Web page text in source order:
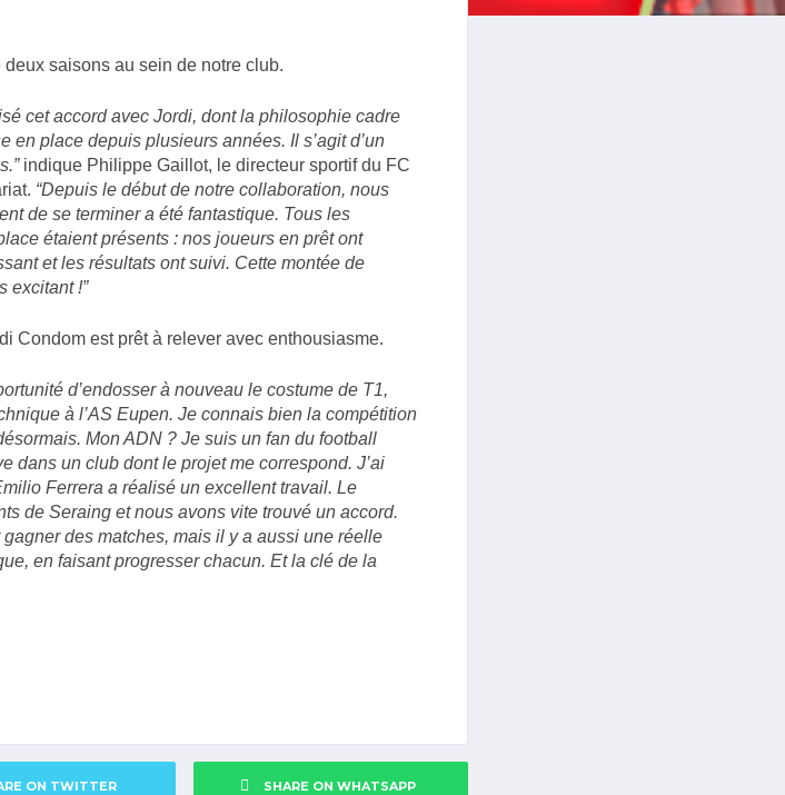
saisons au sein de notre club.
cet accord avec Jordi, dont la philosophie cadre
place depuis plusieurs années. Il s’agit d’un
indique Philippe Gaillot, le directeur sportif du FC
“Depuis le début de notre collaboration, nous
de se terminer a été fantastique. Tous les
étaient présents : nos joueurs en prêt ont
et les résultats ont suivi. Cette montée de
excitant !”
Condom est prêt à relever avec enthousiasme.
d’endosser à nouveau le costume de T1,
à l’AS Eupen. Je connais bien la compétition
Mon ADN ? Je suis un fan du football
dans un club dont le projet me correspond. J’ai
Ferrera a réalisé un excellent travail. Le
de Seraing et nous avons vite trouvé un accord.
des matches, mais il y a aussi une réelle
en faisant progresser chacun. Et la clé de la
ON TWITTER SHARE ON WHATSAPP